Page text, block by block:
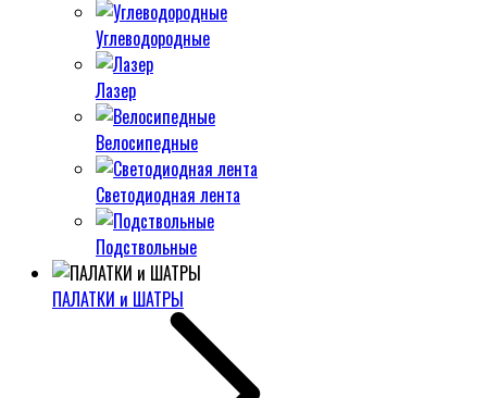
Углеводородные
Лазер
Велосипедные
Светодиодная лента
Подствольные
ПАЛАТКИ и ШАТРЫ